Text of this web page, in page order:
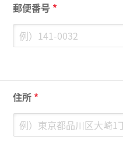
郵便番号 *
住所 *